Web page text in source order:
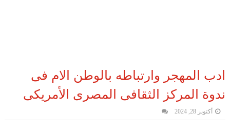
ادب المهجر وارتباطه بالوطن الام فى
ندوة المركز الثقافى المصرى الأمريكى
أكتوبر 28, 2024